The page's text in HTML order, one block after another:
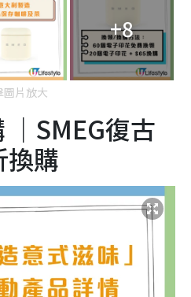
+8
圖片放大
SMEG復古
換購